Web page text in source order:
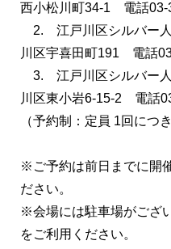
西小松川町34-1 電話03-
2. 江戸川区シルバー
川区宇喜田町191 電話
3. 江戸川区シルバー
川区東小岩6-15-2 電話
（予約制：定員 1回につ
※ご予約は前日までに開
ださい。
※会場には駐車場がござ
をご利用ください。